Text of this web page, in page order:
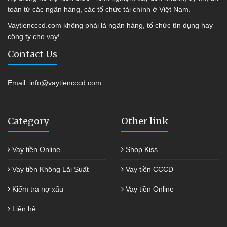
toàn từ các ngân hàng, các tổ chức tài chính ở Việt Nam.
Vaytiencccd.com không phải là ngân hàng, tổ chức tín dụng hay
công ty cho vay!
Contact Us
Email: info@vaytiencccd.com
Category
Vay tiền Online
Vay tiền Không Lãi Suất
Kiểm tra nợ xấu
Liên hệ
Other link
Shop Kiss
Vay tiền CCCD
Vay tiền Online